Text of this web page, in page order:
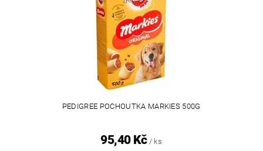
PEDIGREE POCHOUTKA MARKIES 500G
95,40 Kč / ks